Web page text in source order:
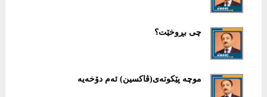
چی بڕوخێت؟
موچە پێكوتەی(ڤاكسین) ئەم دۆخەیە